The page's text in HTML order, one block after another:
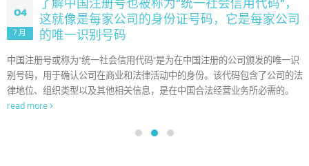
了解中国注册号也被称为”统一社会信用代码”
这就像是每家公司的身份证号码，它是每家公